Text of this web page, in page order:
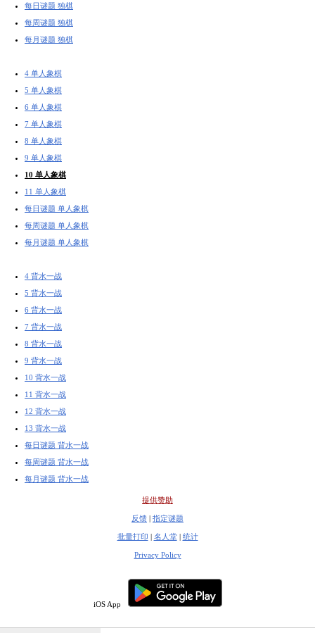
每日谜题 独棋
每周谜题 独棋
每月谜题 独棋
4 单人象棋
5 单人象棋
6 单人象棋
7 单人象棋
8 单人象棋
9 单人象棋
10 单人象棋
11 单人象棋
每日谜题 单人象棋
每周谜题 单人象棋
每月谜题 单人象棋
4 背水一战
5 背水一战
6 背水一战
7 背水一战
8 背水一战
9 背水一战
10 背水一战
11 背水一战
12 背水一战
13 背水一战
每日谜题 背水一战
每周谜题 背水一战
每月谜题 背水一战
提供赞助
反馈 | 指定谜题
批量打印 | 名人堂| 统计
Privacy Policy
iOS App